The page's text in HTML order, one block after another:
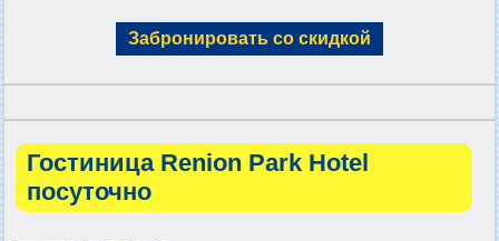
Забронировать со скидкой
Гостиница Renion Park Hotel
посуточно